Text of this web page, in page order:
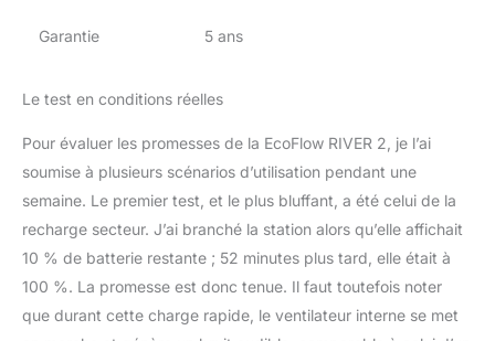
Garantie 5 ans
Le test en conditions réelles
Pour évaluer les promesses de la EcoFlow RIVER 2, je l’ai
soumise à plusieurs scénarios d’utilisation pendant une
semaine. Le premier test, et le plus bluffant, a été celui de la
recharge secteur. J’ai branché la station alors qu’elle affichait
10 % de batterie restante ; 52 minutes plus tard, elle était à
100 %. La promesse est donc tenue. Il faut toutefois noter
que durant cette charge rapide, le ventilateur interne se met